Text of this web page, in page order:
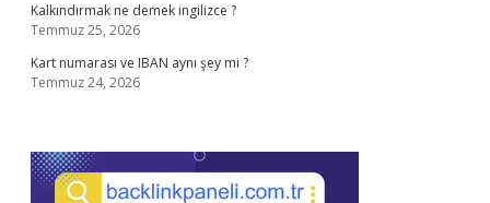
Kalkındırmak ne demek ingilizce ?
Temmuz 25, 2026
Kart numarası ve IBAN aynı şey mi ?
Temmuz 24, 2026